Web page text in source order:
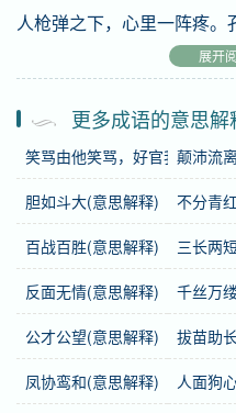
人枪弹之下，心里一阵疼
基础信息
拼音 huó bèng luàn tiào
注音 ㄏㄨㄛˊ ㄅㄥˋ ㄌㄨㄢˋ
繁体 活蹦亂跳
感情 活蹦乱跳是中性词。
用法 联合式；作谓语、定
展开
更多成语的意思解
笑骂由他笑骂，好官我自为之
颠沛流
胆如斗大(意思解释) 不分青
百战百胜(意思解释) 三长两
反面无情(意思解释) 千丝万
公才公望(意思解释) 拔苗助
凤协鸾和(意思解释) 人面狗